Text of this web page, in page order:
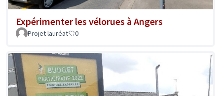
Expérimenter les vélorues à Angers
Projet lauréat 0